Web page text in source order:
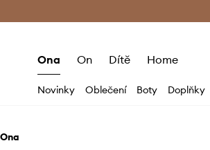
Ona On Dítě Home
Novinky Oblečení Boty Doplňky
Ona